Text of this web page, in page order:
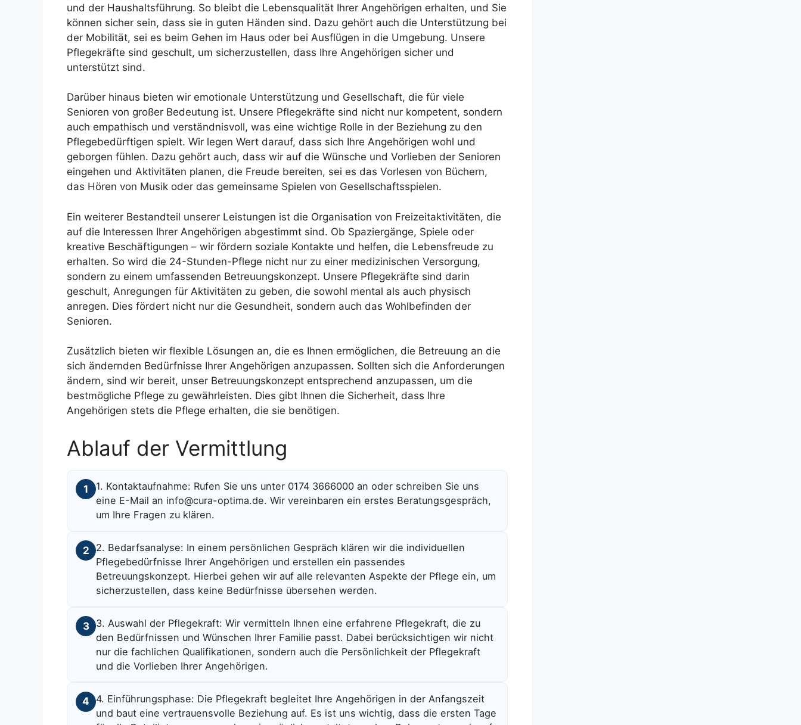
und der Haushaltsführung. So bleibt die Lebensqualität Ihrer Angehörigen erhalten, und Sie
können sicher sein, dass sie in guten Händen sind. Dazu gehört auch die Unterstützung bei
der Mobilität, sei es beim Gehen im Haus oder bei Ausflügen in die Umgebung. Unsere
Pflegekräfte sind geschult, um sicherzustellen, dass Ihre Angehörigen sicher und
unterstützt sind.
Darüber hinaus bieten wir emotionale Unterstützung und Gesellschaft, die für viele
Senioren von großer Bedeutung ist. Unsere Pflegekräfte sind nicht nur kompetent, sondern
auch empathisch und verständnisvoll, was eine wichtige Rolle in der Beziehung zu den
Pflegebedürftigen spielt. Wir legen Wert darauf, dass sich Ihre Angehörigen wohl und
geborgen fühlen. Dazu gehört auch, dass wir auf die Wünsche und Vorlieben der Senioren
eingehen und Aktivitäten planen, die Freude bereiten, sei es das Vorlesen von Büchern,
das Hören von Musik oder das gemeinsame Spielen von Gesellschaftsspielen.
Ein weiterer Bestandteil unserer Leistungen ist die Organisation von Freizeitaktivitäten, die
auf die Interessen Ihrer Angehörigen abgestimmt sind. Ob Spaziergänge, Spiele oder
kreative Beschäftigungen – wir fördern soziale Kontakte und helfen, die Lebensfreude zu
erhalten. So wird die 24-Stunden-Pflege nicht nur zu einer medizinischen Versorgung,
sondern zu einem umfassenden Betreuungskonzept. Unsere Pflegekräfte sind darin
geschult, Anregungen für Aktivitäten zu geben, die sowohl mental als auch physisch
anregen. Dies fördert nicht nur die Gesundheit, sondern auch das Wohlbefinden der
Senioren.
Zusätzlich bieten wir flexible Lösungen an, die es Ihnen ermöglichen, die Betreuung an die
sich ändernden Bedürfnisse Ihrer Angehörigen anzupassen. Sollten sich die Anforderungen
ändern, sind wir bereit, unser Betreuungskonzept entsprechend anzupassen, um die
bestmögliche Pflege zu gewährleisten. Dies gibt Ihnen die Sicherheit, dass Ihre
Angehörigen stets die Pflege erhalten, die sie benötigen.
Ablauf der Vermittlung
1
1. Kontaktaufnahme: Rufen Sie uns unter 0174 3666000 an oder schreiben Sie uns
eine E-Mail an info@cura-optima.de. Wir vereinbaren ein erstes Beratungsgespräch,
um Ihre Fragen zu klären.
2
2. Bedarfsanalyse: In einem persönlichen Gespräch klären wir die individuellen
Pflegebedürfnisse Ihrer Angehörigen und erstellen ein passendes
Betreuungskonzept. Hierbei gehen wir auf alle relevanten Aspekte der Pflege ein, um
sicherzustellen, dass keine Bedürfnisse übersehen werden.
3
3. Auswahl der Pflegekraft: Wir vermitteln Ihnen eine erfahrene Pflegekraft, die zu
den Bedürfnissen und Wünschen Ihrer Familie passt. Dabei berücksichtigen wir nicht
nur die fachlichen Qualifikationen, sondern auch die Persönlichkeit der Pflegekraft
und die Vorlieben Ihrer Angehörigen.
4
4. Einführungsphase: Die Pflegekraft begleitet Ihre Angehörigen in der Anfangszeit
und baut eine vertrauensvolle Beziehung auf. Es ist uns wichtig, dass die ersten Tage